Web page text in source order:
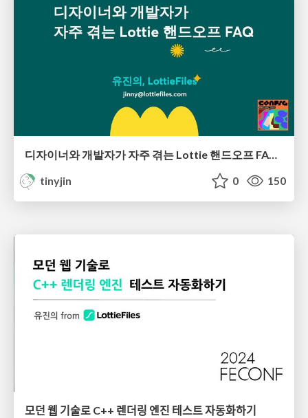
디자이너와 개발자가 자주 겪는 Lottie 핸드오프 FAQ - Figma Config Watch Party Seoul
tinyjin
0 150
모던 웹 기술로 C++ 렌더링 엔진 테스트 자동화하기